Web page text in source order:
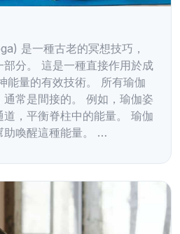
是一種古老的冥想技巧，
分。 這是一種直接作用於成
能量的有效技術。 所有瑜伽
常是間接的。 例如，瑜伽姿
，平衡脊柱中的能量。 瑜伽
助喚醒這種能量。 …